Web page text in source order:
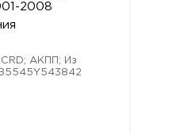
2008
АКПП; Из